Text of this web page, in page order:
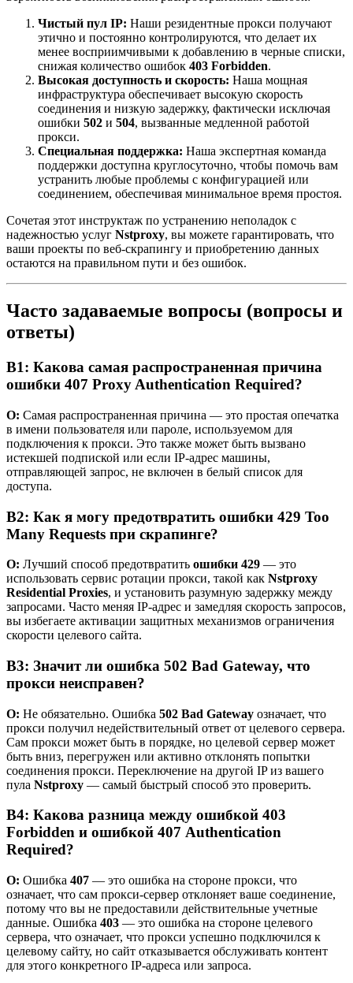
Чистый пул IP: Наши резидентные прокси получают
этично и постоянно контролируются, что делает их
менее восприимчивыми к добавлению в черные списки,
снижая количество ошибок 403 Forbidden.
Высокая доступность и скорость: Наша мощная
инфраструктура обеспечивает высокую скорость
соединения и низкую задержку, фактически исключая
ошибки 502 и 504, вызванные медленной работой
прокси.
Специальная поддержка: Наша экспертная команда
поддержки доступна круглосуточно, чтобы помочь вам
устранить любые проблемы с конфигурацией или
соединением, обеспечивая минимальное время простоя.
Сочетая этот инструктаж по устранению неполадок с
надежностью услуг Nstproxy, вы можете гарантировать, что
ваши проекты по веб-скрапингу и приобретению данных
остаются на правильном пути и без ошибок.
Часто задаваемые вопросы (вопросы и
ответы)
В1: Какова самая распространенная причина
ошибки 407 Proxy Authentication Required?
О: Самая распространенная причина — это простая опечатка
в имени пользователя или пароле, используемом для
подключения к прокси. Это также может быть вызвано
истекшей подпиской или если IP-адрес машины,
отправляющей запрос, не включен в белый список для
доступа.
В2: Как я могу предотвратить ошибки 429 Too
Many Requests при скрапинге?
О: Лучший способ предотвратить ошибки 429 — это
использовать сервис ротации прокси, такой как Nstproxy
Residential Proxies, и установить разумную задержку между
запросами. Часто меняя IP-адрес и замедляя скорость запросов,
вы избегаете активации защитных механизмов ограничения
скорости целевого сайта.
В3: Значит ли ошибка 502 Bad Gateway, что
прокси неисправен?
О: Не обязательно. Ошибка 502 Bad Gateway означает, что
прокси получил недействительный ответ от целевого сервера.
Сам прокси может быть в порядке, но целевой сервер может
быть вниз, перегружен или активно отклонять попытки
соединения прокси. Переключение на другой IP из вашего
пула Nstproxy — самый быстрый способ это проверить.
В4: Какова разница между ошибкой 403
Forbidden и ошибкой 407 Authentication
Required?
О: Ошибка 407 — это ошибка на стороне прокси, что
означает, что сам прокси-сервер отклоняет ваше соединение,
потому что вы не предоставили действительные учетные
данные. Ошибка 403 — это ошибка на стороне целевого
сервера, что означает, что прокси успешно подключился к
целевому сайту, но сайт отказывается обслуживать контент
для этого конкретного IP-адреса или запроса.